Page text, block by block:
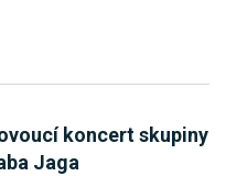
koncert skupiny
Jaga